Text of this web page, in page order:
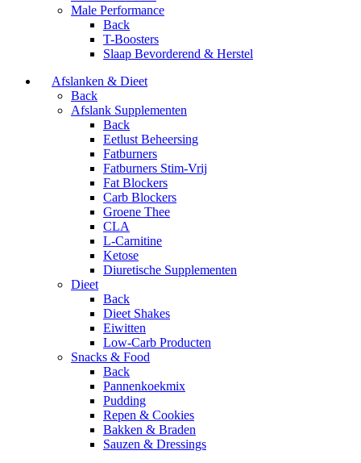
Male Performance
Back
T-Boosters
Slaap Bevorderend & Herstel
Afslanken & Dieet
Back
Afslank Supplementen
Back
Eetlust Beheersing
Fatburners
Fatburners Stim-Vrij
Fat Blockers
Carb Blockers
Groene Thee
CLA
L-Carnitine
Ketose
Diuretische Supplementen
Dieet
Back
Dieet Shakes
Eiwitten
Low-Carb Producten
Snacks & Food
Back
Pannenkoekmix
Pudding
Repen & Cookies
Bakken & Braden
Sauzen & Dressings